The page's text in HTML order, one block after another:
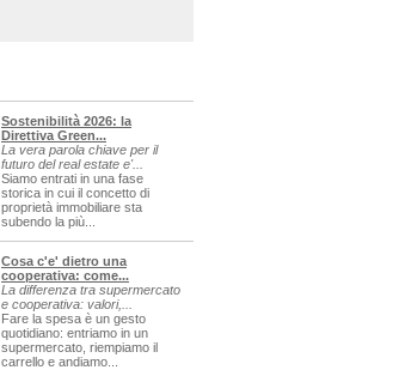
Sostenibilità 2026: la
Direttiva Green...
La vera parola chiave per il
futuro del real estate e'...
Siamo entrati in una fase
storica in cui il concetto di
proprietà immobiliare sta
subendo la più...
Cosa c'e' dietro una
cooperativa: come...
La differenza tra supermercato
e cooperativa: valori,...
Fare la spesa è un gesto
quotidiano: entriamo in un
supermercato, riempiamo il
carrello e andiamo...